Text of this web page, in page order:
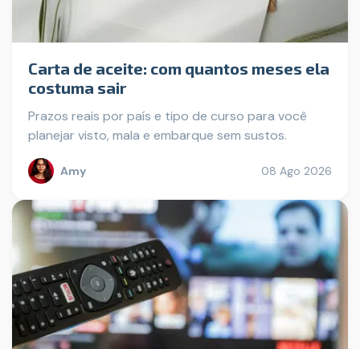
Carta de aceite: com quantos meses ela
costuma sair
Prazos reais por país e tipo de curso para você
planejar visto, mala e embarque sem sustos.
Amy 08 Ago 2026